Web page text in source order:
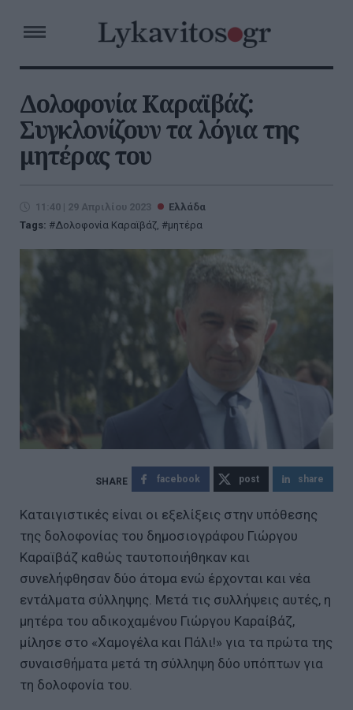
Δολοφονία Καραϊβάζ:
Συγκλονίζουν τα λόγια της
μητέρας του
11:40 | 29 Απριλίου 2023
Ελλάδα
Tags:
Δολοφονία Καραϊβάζ, μητέρα
facebook post share
Καταιγιστικές είναι οι εξελίξεις στην υπόθεσης
της δολοφονίας του δημοσιογράφου Γιώργου
Καραϊβάζ καθώς ταυτοποιήθηκαν και
συνελήφθησαν δύο άτομα ενώ έρχονται και νέα
εντάλματα σύλληψης. Μετά τις συλλήψεις αυτές, η
μητέρα του αδικοχαμένου Γιώργου Καραίβάζ,
μίλησε στο «Χαμογέλα και Πάλι!» για τα πρώτα της
συναισθήματα μετά τη σύλληψη δύο υπόπτων για
τη δολοφονία του.